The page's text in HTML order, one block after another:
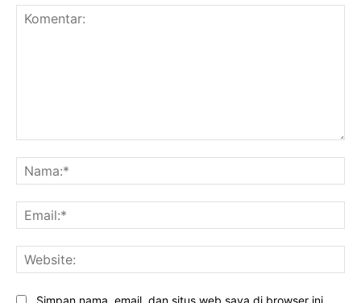
Simpan nama, email, dan situs web saya di browser ini